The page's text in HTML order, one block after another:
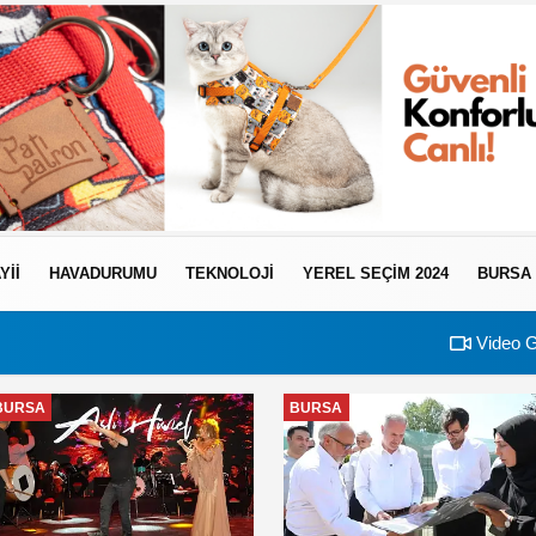
HAVADURUMU TEKNOLOJI YEREL SEÇİM 2024 BURSA
Video
BURSA